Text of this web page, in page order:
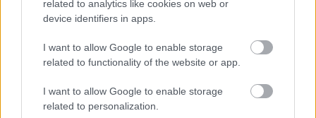
related to analytics like cookies on web or
device identifiers in apps.
I want to allow Google to enable storage
related to functionality of the website or app.
I want to allow Google to enable storage
related to personalization.
jelenti azt, hogy az FP1 felesleges lenne. A pályán tettek
legyenek és ezáltal biztonságosabbak, miközben a szokásos
procedúrákat is végre kell hajtani. A versenyzőknek meg kell
találniuk a legjobb referenciapontokat, ráadásul a korábban
már említett újításokat is pályára kell vinni. Ez inkább egy teszt